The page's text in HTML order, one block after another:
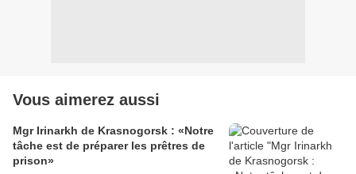
Vous aimerez aussi
Mgr Irinarkh de Krasnogorsk : «Notre
tâche est de préparer les prêtres de
prison»